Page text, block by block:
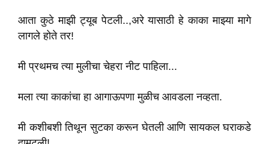
आता कुठे माझी ट्यूब पेटली..,अरे यासाठी हे काका माझ्या मागे
लागले होते तर!
मी प्रथमच त्या मुलीचा चेहरा नीट पाहिला...
मला त्या काकांचा हा आगाऊपणा मुळीच आवडला नव्हता.
मी कशीबशी तिथून सुटका करून घेतली आणि सायकल घराकडे